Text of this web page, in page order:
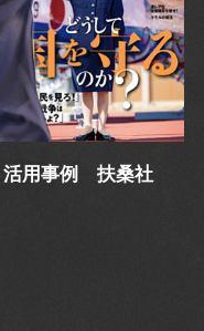
活用事例 扶桑社